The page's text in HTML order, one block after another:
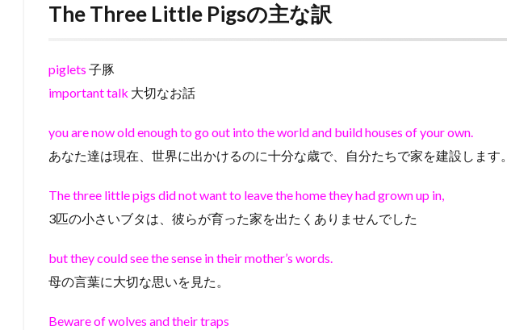
The Three Little Pigsの主な訳
piglets 子豚
important talk 大切なお話
you are now old enough to go out into the world and build houses of your own.
あなた達は現在、世界に出かけるのに十分な歳で、自分たちで家を建設します。
The three little pigs did not want to leave the home they had grown up in,
3匹の小さいブタは、彼らが育った家を出たくありませんでした
but they could see the sense in their mother’s words.
母の言葉に大切な思いを見た。
Beware of wolves and their traps